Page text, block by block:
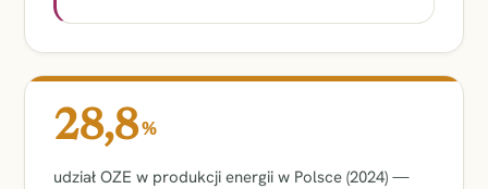
28,8%
udział OZE w produkcji energii w Polsce (2024) —